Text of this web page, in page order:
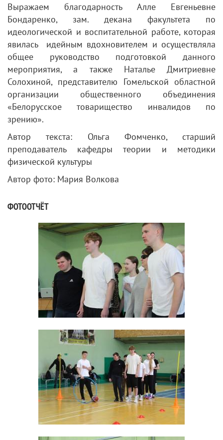
Выражаем благодарность Алле Евгеньевне
Бондаренко, зам. декана факультета по
идеологической и воспитательной работе, которая
явилась идейным вдохновителем и осуществляла
общее руководство подготовкой данного
мероприятия, а также Наталье Дмитриевне
Солохиной, представителю Гомельской областной
организации общественного объединения
«Белорусское товарищество инвалидов по
зрению».
Автор текста: Ольга Фомченко, старший
преподаватель кафедры теории и методики
физической культуры
Автор фото: Мария Волкова
ФОТООТЧЁТ